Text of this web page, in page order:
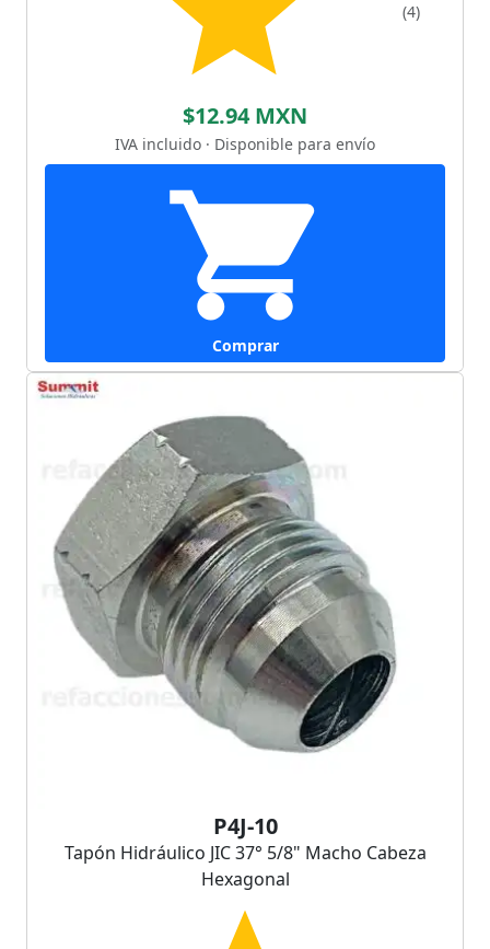
(4)
$12.94 MXN
IVA incluido · Disponible para envío
Comprar
P4J-10
Tapón Hidráulico JIC 37° 5/8" Macho Cabeza
Hexagonal